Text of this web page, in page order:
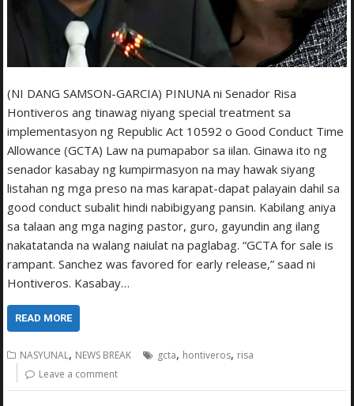
(NI DANG SAMSON-GARCIA) PINUNA ni Senador Risa
Hontiveros ang tinawag niyang special treatment sa
implementasyon ng Republic Act 10592 o Good Conduct Time
Allowance (GCTA) Law na pumapabor sa iilan. Ginawa ito ng
senador kasabay ng kumpirmasyon na may hawak siyang
listahan ng mga preso na mas karapat-dapat palayain dahil sa
good conduct subalit hindi nabibigyang pansin. Kabilang aniya
sa talaan ang mga naging pastor, guro, gayundin ang ilang
nakatatanda na walang naiulat na paglabag. “GCTA for sale is
rampant. Sanchez was favored for early release,” saad ni
Hontiveros. Kasabay…
READ MORE
NASYUNAL, NEWS BREAK gcta, hontiveros, risa
Leave a comment